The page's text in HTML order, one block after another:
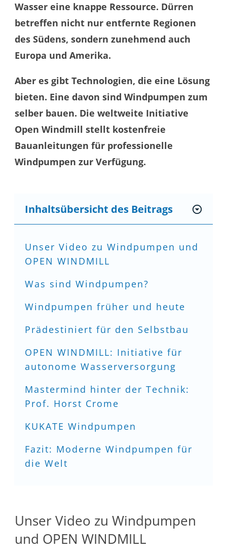
Wasser eine knappe Ressource. Dürren
betreffen nicht nur entfernte Regionen
des Südens, sondern zunehmend auch
Europa und Amerika.
Aber es gibt Technologien, die eine Lösung
bieten. Eine davon sind Windpumpen zum
selber bauen. Die weltweite Initiative
Open Windmill stellt kostenfreie
Bauanleitungen für professionelle
Windpumpen zur Verfügung.
Inhaltsübersicht des Beitrags
Unser Video zu Windpumpen und
OPEN WINDMILL
Was sind Windpumpen?
Windpumpen früher und heute
Prädestiniert für den Selbstbau
OPEN WINDMILL: Initiative für
autonome Wasserversorgung
Mastermind hinter der Technik:
Prof. Horst Crome
KUKATE Windpumpen
Fazit: Moderne Windpumpen für
die Welt
Unser Video zu Windpumpen
und OPEN WINDMILL